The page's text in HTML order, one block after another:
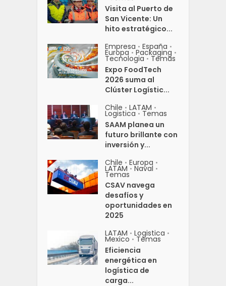
Visita al Puerto de
San Vicente: Un
hito estratégico...
Empresa • España •
Europa • Packaging •
Tecnologia • Temas
Expo FoodTech
2026 suma al
Clúster Logístic...
Chile • LATAM •
Logistica • Temas
SAAM planea un
futuro brillante con
inversión y...
Chile • Europa •
LATAM • Naval •
Temas
CSAV navega
desafíos y
oportunidades en
2025
LATAM • Logistica •
Mexico • Temas
Eficiencia
energética en
logística de
carga...